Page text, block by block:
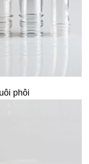
phôi